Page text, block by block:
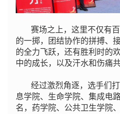
赛场之上， 这里不仅有
的一掷，团结协作的拼搏、
的全力飞跃，还有胜利时的
中的成长，以及汗水和伤痛
经过激烈角逐，选手们
息学院、生命学院、集成电
名，药学院、公共卫生学院